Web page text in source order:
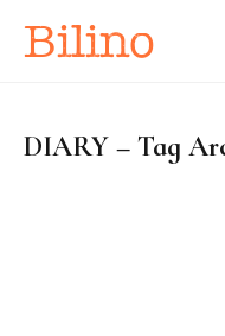
Bilino
DIARY – Tag